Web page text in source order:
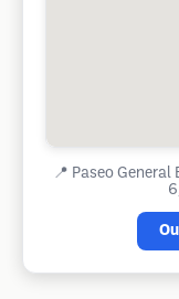
📍 Paseo General